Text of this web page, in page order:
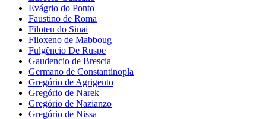
Evágrio do Ponto
Faustino de Roma
Filoteu do Sinai
Filoxeno de Mabboug
Fulgêncio De Ruspe
Gaudencio de Brescia
Germano de Constantinopla
Gregório de Agrigento
Gregório de Narek
Gregório de Nazianzo
Gregório de Nissa